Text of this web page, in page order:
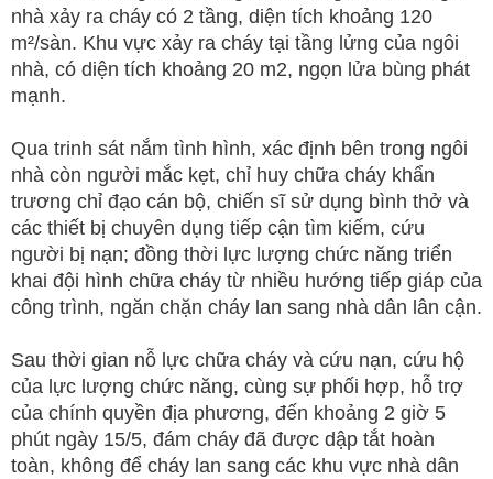
nhà xảy ra cháy có 2 tầng, diện tích khoảng 120
m²/sàn. Khu vực xảy ra cháy tại tầng lửng của ngôi
nhà, có diện tích khoảng 20 m2, ngọn lửa bùng phát
mạnh.
Qua trinh sát nắm tình hình, xác định bên trong ngôi
nhà còn người mắc kẹt, chỉ huy chữa cháy khẩn
trương chỉ đạo cán bộ, chiến sĩ sử dụng bình thở và
các thiết bị chuyên dụng tiếp cận tìm kiếm, cứu
người bị nạn; đồng thời lực lượng chức năng triển
khai đội hình chữa cháy từ nhiều hướng tiếp giáp của
công trình, ngăn chặn cháy lan sang nhà dân lân cận.
Sau thời gian nỗ lực chữa cháy và cứu nạn, cứu hộ
của lực lượng chức năng, cùng sự phối hợp, hỗ trợ
của chính quyền địa phương, đến khoảng 2 giờ 5
phút ngày 15/5, đám cháy đã được dập tắt hoàn
toàn, không để cháy lan sang các khu vực nhà dân